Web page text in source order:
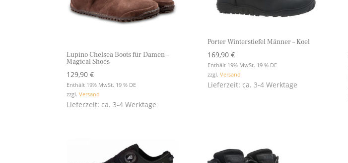
Lupino Chelsea Boots für Damen –
Magical Shoes
129,90€
Enthält 19% MwSt. 19 % DE
zzgl.Versand
Lieferzeit: ca. 3-4 Werktage
Porter Winterstiefel Männer – Koel
169,90 €
Enthält 19% MwSt. 19 % DE
zzgl. Versand
Lieferzeit: ca. 3-4 Werktage